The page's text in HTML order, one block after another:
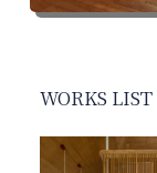
WORKS LIST